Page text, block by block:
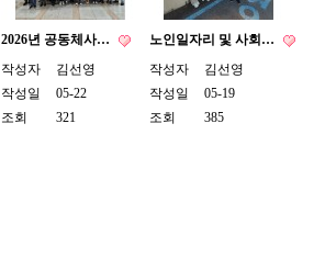
2026년 공동체사…
작성자
김선영
작성일
05-22
조회
321
노인일자리 및 사회…
작성자
김선영
작성일
05-19
조회
385